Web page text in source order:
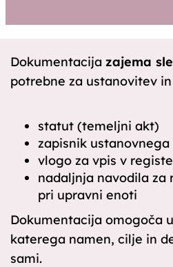
Dokumentacija zajema
potrebne za ustanovitev
statut (temeljni akt)
zapisnik
vlogo za vpis v
nadaljnja navodila za
pri upravni enoti
Dokumentacija omogoča
katerega namen, cilje in
sami.